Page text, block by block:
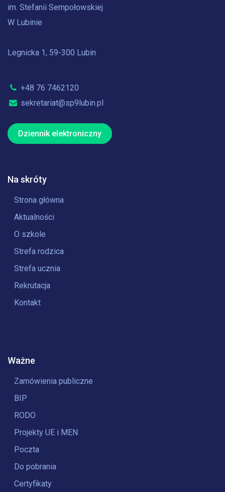
im. Stefanii Sempołowskiej
W Lubinie
Legnicka 1, 59-300 Lubin
+48 76 7462120
sekretariat@sp9lubin.pl
Dziennik elektroniczny
Na skróty
Strona główna
Aktualności
O szkole
Strefa rodzica
Strefa ucznia
Rekrutacja
Kontakt
Ważne
Zamówienia publiczne
BIP
RODO
Projekty UE i MEN
Poczta
Do pobrania
Certyfikaty